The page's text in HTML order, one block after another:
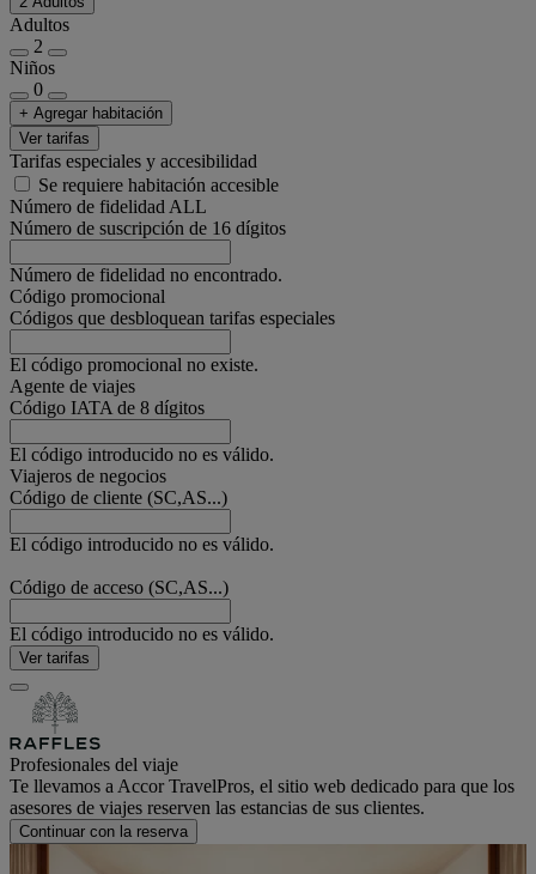
Adultos
2
Niños
0
+ Agregar habitación
Ver tarifas
Tarifas especiales y accesibilidad
Se requiere habitación accesible
Número de fidelidad ALL
Número de suscripción de 16 dígitos
Número de fidelidad no encontrado.
Código promocional
Códigos que desbloquean tarifas especiales
El código promocional no existe.
Agente de viajes
Código IATA de 8 dígitos
El código introducido no es válido.
Viajeros de negocios
Código de cliente (SC,AS...)
El código introducido no es válido.
Código de acceso (SC,AS...)
El código introducido no es válido.
Ver tarifas
Profesionales del viaje
Te llevamos a Accor TravelPros, el sitio web dedicado para que los
asesores de viajes reserven las estancias de sus clientes.
Continuar con la reserva